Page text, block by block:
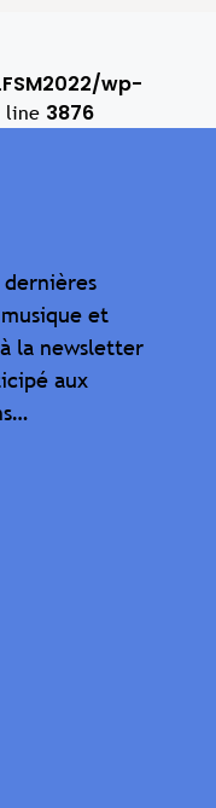
wp-
line 3876
dernières
et
la newsletter
aux